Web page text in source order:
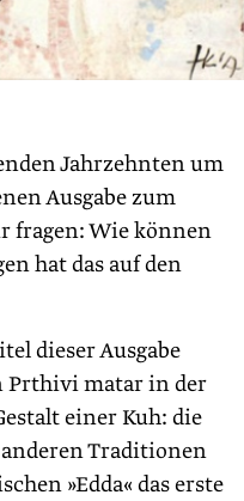
Jahrzehnten um
Ausgabe zum
fragen: Wie können
hat das auf den
dieser Ausgabe
Prthivi matar in der
einer Kuh: die
Traditionen
»Edda« das erste